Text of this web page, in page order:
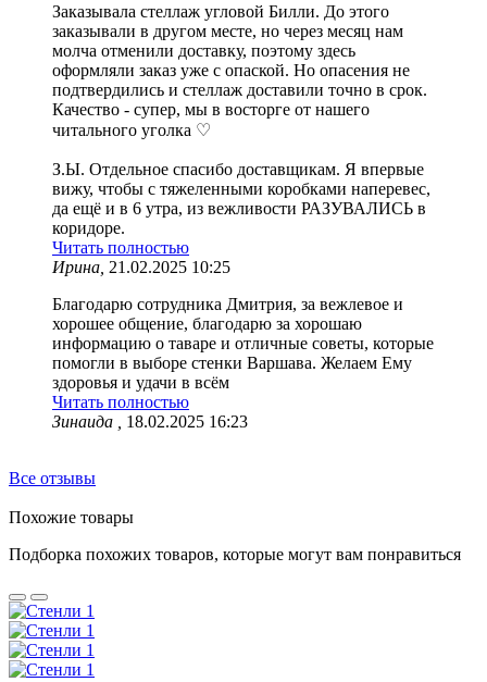
Заказывала стеллаж угловой Билли. До этого
заказывали в другом месте, но через месяц нам
молча отменили доставку, поэтому здесь
оформляли заказ уже с опаской. Но опасения не
подтвердились и стеллаж доставили точно в срок.
Качество - супер, мы в восторге от нашего
читального уголка ♡
З.Ы. Отдельное спасибо доставщикам. Я впервые
вижу, чтобы с тяжеленными коробками наперевес,
да ещё и в 6 утра, из вежливости РАЗУВАЛИСЬ в
коридоре.
Читать полностью
Ирина, 21.02.2025 10:25
Благодарю сотрудника Дмитрия, за вежлевое и
хорошее общение, благодарю за хорошаю
информацию о таваре и отличные советы, которые
помогли в выборе стенки Варшава. Желаем Ему
здоровья и удачи в всём
Читать полностью
Зинаида ,
18.02.2025 16:23
Все отзывы
Похожие товары
Подборка похожих товаров, которые могут вам понравиться